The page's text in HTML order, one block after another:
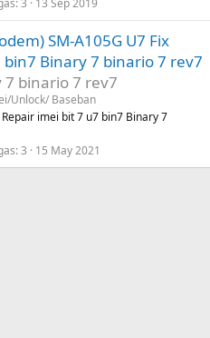
SM-A105G U7 Fix
Binary 7 binario 7 rev7
binario 7 rev7
Unlock/ Baseban
imei bit 7 u7 bin7 Binary 7
3 15 May 2021